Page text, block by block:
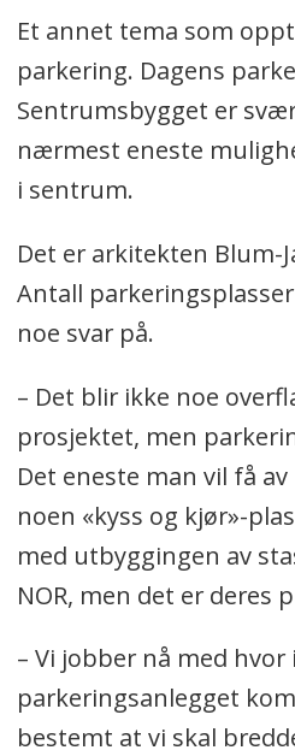
Et annet tema som
parkering. Dagens
Sentrumsbygget er
nærmest eneste
i sentrum.
Det er arkitekten Blum-
Antall
noe svar på.
– Det blir ikke noe
prosjektet, men
Det eneste man vil få
noen «kyss og kjør»-
med utbyggingen av
NOR, men det er deres
– Vi jobber nå med
parkeringsanlegget
bestemt at vi skal